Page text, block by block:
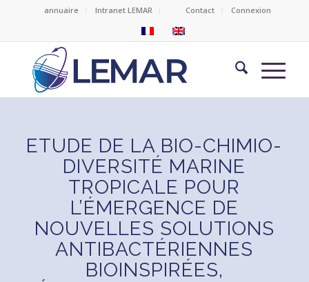
annuaire Intranet LEMAR Contact Connexion
ETUDE DE LA BIO-CHIMIO-
DIVERSITÉ MARINE
TROPICALE POUR
L’ÉMERGENCE DE
NOUVELLES SOLUTIONS
ANTIBACTÉRIENNES
BIOINSPIRÉES,